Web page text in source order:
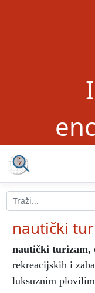
nautički
nautički turizam,
rekreacijskih i
luksuznim